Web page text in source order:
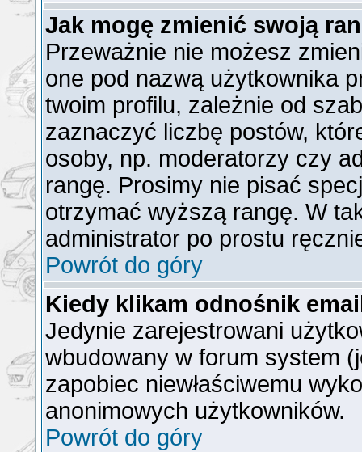
Jak mogę zmienić swoją
Przeważnie nie możesz
one pod nazwą użytkownika
twoim profilu, zależnie od
zaznaczyć liczbę postów,
osoby, np. moderatorzy czy
rangę. Prosimy nie pisać
otrzymać wyższą rangę. W
administrator po prostu
Powrót do góry
Kiedy klikam odnośnik
Jedynie zarejestrowani
wbudowany w forum system
zapobiec niewłaściwemu
anonimowych użytkowników.
Powrót do góry